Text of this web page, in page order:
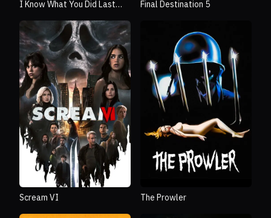
I Know What You Did Last
Final Destination 5
Scream VI The Prowler